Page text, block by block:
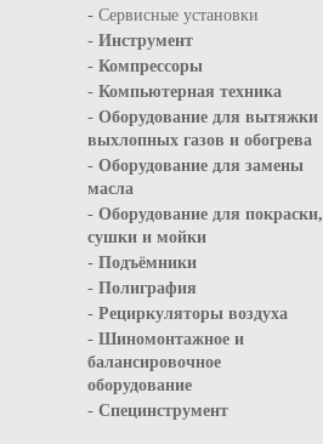
- Сервисные установки
- Инструмент
- Компрессоры
- Компьютерная техника
- Оборудование для вытяжки
выхлопных газов и обогрева
- Оборудование для замены
масла
- Оборудование для покраски,
сушки и мойки
- Подъёмники
- Полиграфия
- Рециркуляторы воздуха
- Шиномонтажное и
балансировочное
оборудование
- Специнструмент